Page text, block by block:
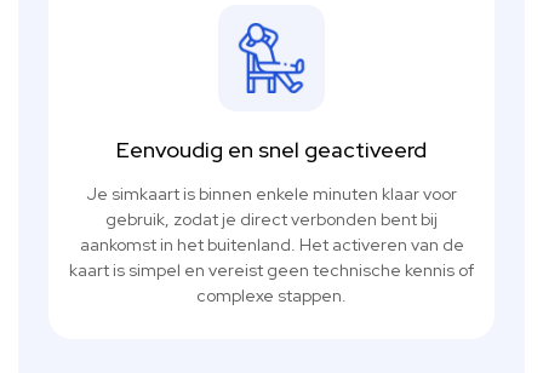
Eenvoudig en snel geactiveerd
Je simkaart is binnen enkele minuten klaar voor
gebruik, zodat je direct verbonden bent bij
aankomst in het buitenland. Het activeren van de
kaart is simpel en vereist geen technische kennis of
complexe stappen.